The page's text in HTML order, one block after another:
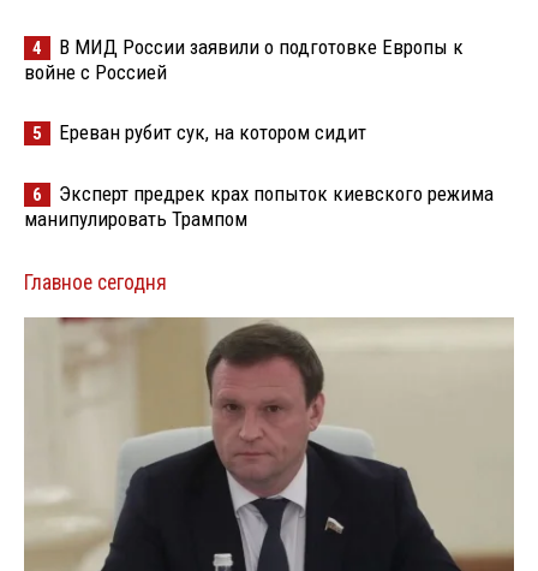
4
В МИД России заявили о подготовке Европы к
войне с Россией
5 Ереван рубит сук, на котором сидит
6
Эксперт предрек крах попыток киевского режима
манипулировать Трампом
Главное сегодня